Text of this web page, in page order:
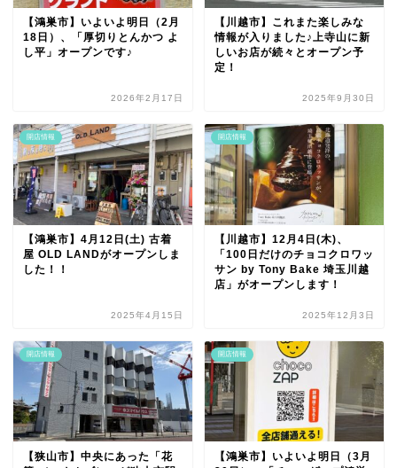
【鴻巣市】いよいよ明日（2月
18日）、「厚切りとんかつ よ
し平」オープンです♪
2026年2月17日
【川越市】これまた楽しみな
情報が入りました♪上寺山に新
しいお店が続々とオープン予
定！
2025年9月30日
開店情報
【鴻巣市】4月12日(土) 古着
屋 OLD LANDがオープンしま
した！！
2025年4月15日
開店情報
【川越市】12月4日(木)、
「100日だけのチョコクロワッ
サン by Tony Bake 埼玉川越
店」がオープンします！
2025年12月3日
開店情報
【狭山市】中央にあった「花
開店情報
【鴻巣市】いよいよ明日（3月